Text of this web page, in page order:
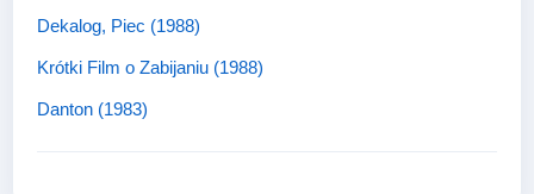
Dekalog, Piec (1988)
Krótki Film o Zabijaniu (1988)
Danton (1983)